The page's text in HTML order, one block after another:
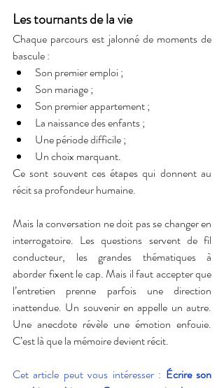
Les tournants de la vie
Chaque parcours est jalonné de moments de
bascule :
Son premier emploi ;
Son mariage ;
Son premier appartement ;
La naissance des enfants ;
Une période difficile ;
Un choix marquant.
Ce sont souvent ces étapes qui donnent au
récit sa profondeur humaine.
Mais la conversation ne doit pas se changer en
interrogatoire. Les questions servent de fil
conducteur, les grandes thématiques à
aborder fixent le cap. Mais il faut accepter que
l’entretien prenne parfois une direction
inattendue. Un souvenir en appelle un autre.
Une anecdote révèle une émotion enfouie.
C’est là que la mémoire devient récit.
Cet article peut vous intéresser : Écrire son